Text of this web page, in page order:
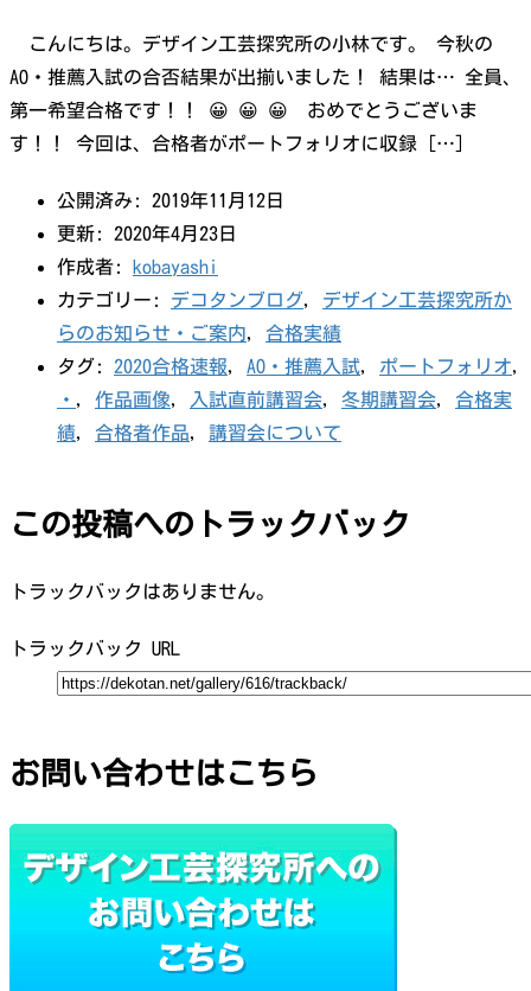
こんにちは。デザイン工芸探究所の小林です。 今秋の
AO・推薦入試の合否結果が出揃いました！ 結果は… 全員、
第一希望合格です！！ 😀 😀 😀 おめでとうございま
す！！ 今回は、合格者がポートフォリオに収録 […]
公開済み: 2019年11月12日
更新: 2020年4月23日
作成者:
kobayashi
カテゴリー: デコタンブログ, デザイン工芸探究所か
らのお知らせ・ご案内, 合格実績
タグ: 2020合格速報, AO・推薦入試, ポートフォリオ,
・ , 作品画像, 入試直前講習会, 冬期講習会, 合格実
績, 合格者作品, 講習会について
この投稿へのトラックバック
トラックバックはありません。
トラックバック URL
お問い合わせはこちら